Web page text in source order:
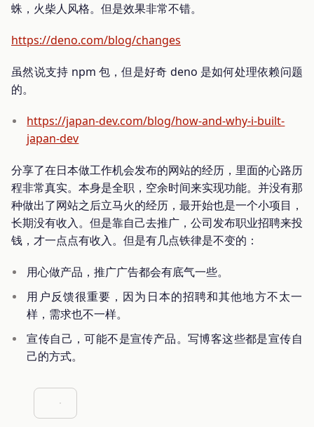
蛛，火柴人风格。但是效果非常不错。
https://deno.com/blog/changes
虽然说支持 npm 包，但是好奇 deno 是如何处理依赖问题
的。
https://japan-dev.com/blog/how-and-why-i-built-
japan-dev
分享了在日本做工作机会发布的网站的经历，里面的心路历
程非常真实。本身是全职，空余时间来实现功能。并没有那
种做出了网站之后立马火的经历，最开始也是一个小项目，
长期没有收入。但是靠自己去推广，公司发布职业招聘来投
钱，才一点点有收入。但是有几点铁律是不变的：
用心做产品，推广广告都会有底气一些。
用户反馈很重要，因为日本的招聘和其他地方不太一
样，需求也不一样。
宣传自己，可能不是宣传产品。写博客这些都是宣传自
己的方式。